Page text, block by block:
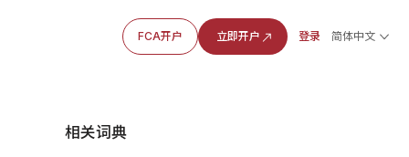
FCA开户 立即开户 登录 简体中文
相关词典